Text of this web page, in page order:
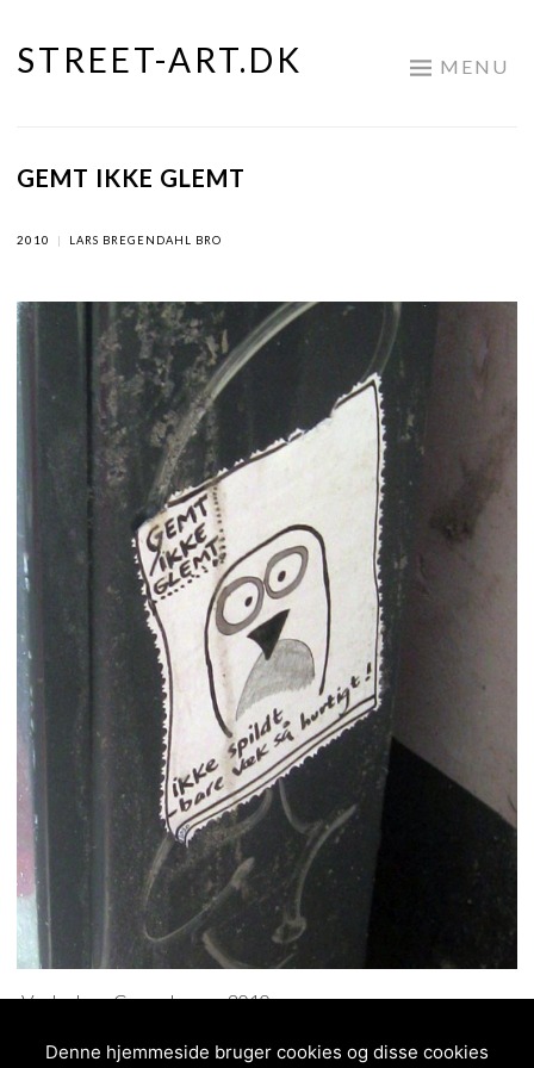
Skip
STREET-ART.DK MENU
GEMT IKKE GLEMT
2010 | LARS BREGENDAHL BRO
Vesterbro, Copenhagen, 2010
Denne hjemmeside bruger cookies og disse cookies